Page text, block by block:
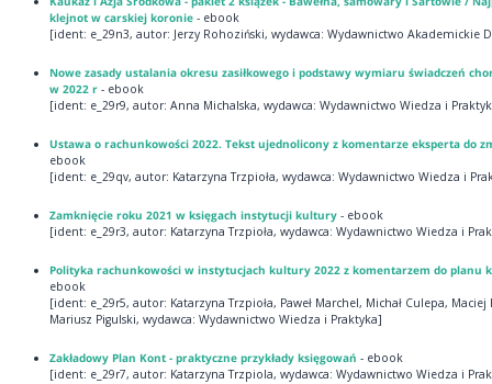
klejnot w carskiej koronie- ebook
[ident: e_29n3, autor: Jerzy Rohoziński, wydawca: Wydawnictwo Akademickie
Nowe zasady ustalania okresu zasiłkowego i podstawy wymiaru świadczeń
w 2022 r- ebook
[ident: e_29r9, autor: Anna Michalska, wydawca: Wydawnictwo Wiedza i
Ustawa o rachunkowości 2022. Tekst ujednolicony z komentarze eksperta do
ebook
[ident: e_29qv, autor: Katarzyna Trzpioła, wydawca: Wydawnictwo Wiedza i
Zamknięcie roku 2021 w księgach instytucji kultury- ebook
[ident: e_29r3, autor: Katarzyna Trzpioła, wydawca: Wydawnictwo Wiedza i
Polityka rachunkowości w instytucjach kultury 2022 z komentarzem do planu
ebook
[ident: e_29r5, autor: Katarzyna Trzpioła, Paweł Marchel, Michał Culepa, Maciej
Mariusz Pigulski, wydawca: Wydawnictwo Wiedza i Praktyka]
Zakładowy Plan Kont - praktyczne przykłady księgowań - ebook
[ident: e_29r7, autor: Katarzyna Trzpiola, wydawca: Wydawnictwo Wiedza i